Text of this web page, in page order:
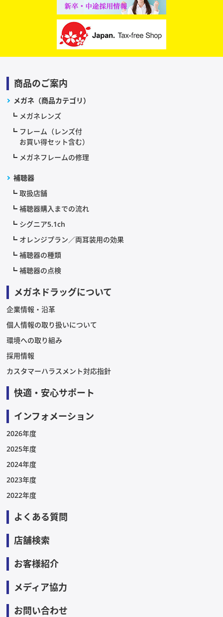
商品のご案内
メガネ（商品カテゴリ）
メガネレンズ
フレーム（レンズ付
お買い得セット含む）
メガネフレームの修理
補聴器
取扱店舗
補聴器購入までの流れ
シグニア5.1ch
オレンジプラン／両耳装用の効果
補聴器の種類
補聴器の点検
メガネドラッグについて
企業情報・沿革
個人情報の取り扱いについて
環境への取り組み
採用情報
カスタマーハラスメント対応指針
快適・安心サポート
インフォメーション
2026年度
2025年度
2024年度
2023年度
2022年度
よくある質問
店舗検索
お客様紹介
メディア協力
お問い合わせ